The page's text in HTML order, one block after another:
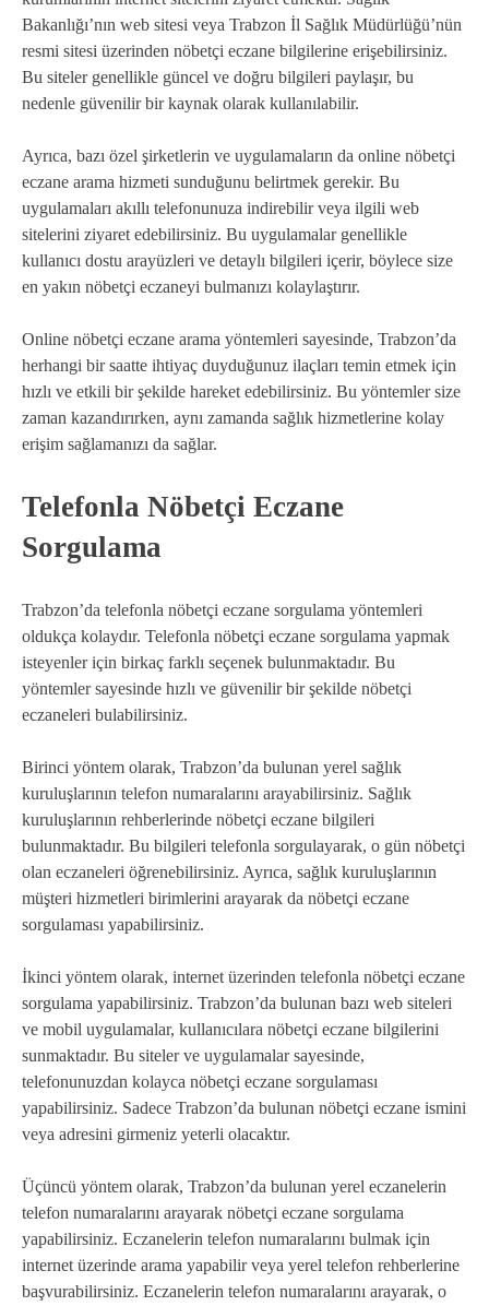
Bakanlığı’nın web sitesi veya Trabzon İl Sağlık Müdürlüğü’nün
resmi sitesi üzerinden nöbetçi eczane bilgilerine erişebilirsiniz.
Bu siteler genellikle güncel ve doğru bilgileri paylaşır, bu
nedenle güvenilir bir kaynak olarak kullanılabilir.
Ayrıca, bazı özel şirketlerin ve uygulamaların da online nöbetçi
eczane arama hizmeti sunduğunu belirtmek gerekir. Bu
uygulamaları akıllı telefonunuza indirebilir veya ilgili web
sitelerini ziyaret edebilirsiniz. Bu uygulamalar genellikle
kullanıcı dostu arayüzleri ve detaylı bilgileri içerir, böylece size
en yakın nöbetçi eczaneyi bulmanızı kolaylaştırır.
Online nöbetçi eczane arama yöntemleri sayesinde, Trabzon’da
herhangi bir saatte ihtiyaç duyduğunuz ilaçları temin etmek için
hızlı ve etkili bir şekilde hareket edebilirsiniz. Bu yöntemler size
zaman kazandırırken, aynı zamanda sağlık hizmetlerine kolay
erişim sağlamanızı da sağlar.
Telefonla Nöbetçi Eczane
Sorgulama
Trabzon’da telefonla nöbetçi eczane sorgulama yöntemleri
oldukça kolaydır. Telefonla nöbetçi eczane sorgulama yapmak
isteyenler için birkaç farklı seçenek bulunmaktadır. Bu
yöntemler sayesinde hızlı ve güvenilir bir şekilde nöbetçi
eczaneleri bulabilirsiniz.
Birinci yöntem olarak, Trabzon’da bulunan yerel sağlık
kuruluşlarının telefon numaralarını arayabilirsiniz. Sağlık
kuruluşlarının rehberlerinde nöbetçi eczane bilgileri
bulunmaktadır. Bu bilgileri telefonla sorgulayarak, o gün nöbetçi
olan eczaneleri öğrenebilirsiniz. Ayrıca, sağlık kuruluşlarının
müşteri hizmetleri birimlerini arayarak da nöbetçi eczane
sorgulaması yapabilirsiniz.
İkinci yöntem olarak, internet üzerinden telefonla nöbetçi eczane
sorgulama yapabilirsiniz. Trabzon’da bulunan bazı web siteleri
ve mobil uygulamalar, kullanıcılara nöbetçi eczane bilgilerini
sunmaktadır. Bu siteler ve uygulamalar sayesinde,
telefonunuzdan kolayca nöbetçi eczane sorgulaması
yapabilirsiniz. Sadece Trabzon’da bulunan nöbetçi eczane ismini
veya adresini girmeniz yeterli olacaktır.
Üçüncü yöntem olarak, Trabzon’da bulunan yerel eczanelerin
telefon numaralarını arayarak nöbetçi eczane sorgulama
yapabilirsiniz. Eczanelerin telefon numaralarını bulmak için
internet üzerinde arama yapabilir veya yerel telefon rehberlerine
başvurabilirsiniz. Eczanelerin telefon numaralarını arayarak, o